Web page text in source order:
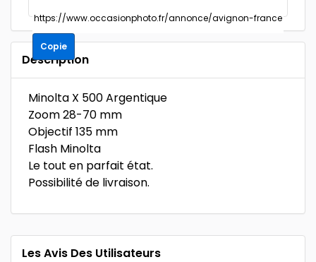
Copie
Description
Minolta X 500 Argentique
Zoom 28-70 mm
Objectif 135 mm
Flash Minolta
Le tout en parfait état.
Possibilité de livraison.
Les Avis Des Utilisateurs